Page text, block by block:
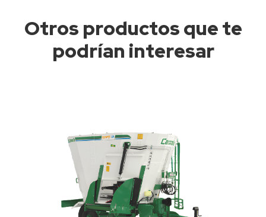
Otros productos que te
podrían interesar